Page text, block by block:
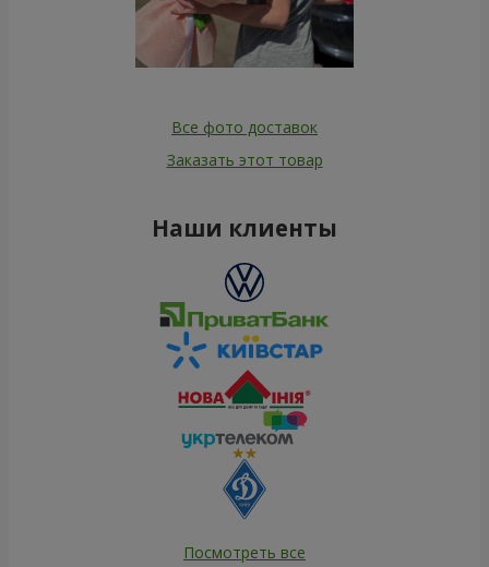
Все фото доставок
Заказать этот товар
Наши клиенты
Посмотреть все